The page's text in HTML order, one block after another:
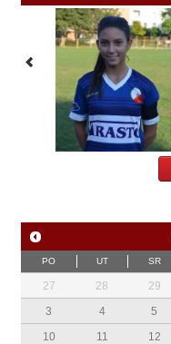
PO UT SR
27 28 29
3
4 5
10
11 12